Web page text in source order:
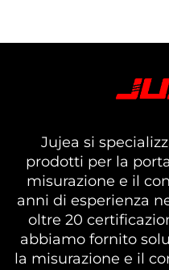
Jujea si
prodotti per la
misurazione e il
anni di esperienza
oltre 20
abbiamo fornito
la misurazione e il